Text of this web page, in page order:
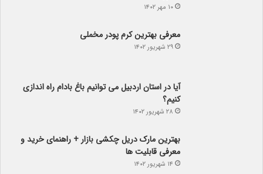
معرفی بهترین کرم پودر مخملی
آیا در استان اردبیل می توانیم باغ بادام راه اندازی
کنیم؟
بهترین مارک دریل چکشی بازار + راهنمای خرید و
معرفی قابلیت ها
۱۴ شهریور ۱۴۰۲
ویزای استارتاپ کانادا: چگونه می‌توانید رویای
کارآفرینی خود را در کانادا به حقیقت تبدیل کنید
۵ مرداد ۱۴۰۲